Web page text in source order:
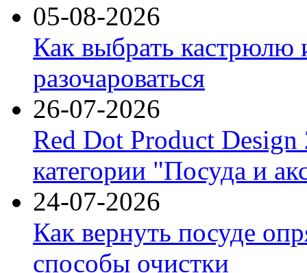
05-08-2026
Как выбрать кастрюлю
разочароваться
26-07-2026
Red Dot Product Design
категории "Посуда и
24-07-2026
Как вернуть посуде
способы очистки